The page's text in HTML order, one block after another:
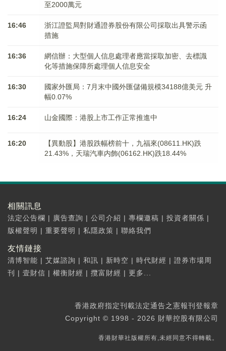
至2000萬元
16:46
浙江證監局對財通證券股份有限公司採取出具警示函
措施
16:36
網信辦：大型個人信息處理者應當採取加密、去標識
化等措施保障所處理個人信息安全
16:30
國家外匯局：7月末中國外匯儲備規模34188億美元 升
幅0.07%
16:24 山金國際：港股上市工作正常推進中
16:20
【異動股】港股跌幅榜前十，九福來(08611.HK)跌
21.43%，天瑞汽車内飾(06162.HK)跌18.44%
相關訊息
法定公告欄 | 廣告查詢 | 公司介紹 | 專欄邀稿 | 投資者關係 |
版權聲明 | 重要聲明 | 私隱政策 | 聯絡我們
友情鏈接
清博智能 | 艾媒諮詢 | 和訊 | 新時空 | 時代財經 | 證券市場周
刊
| 壹財信 | 權衡財經 | 攬富財經 | 更多...
香港政府指定刊載法定通告之憲報刊登報章
Copyright © 1998 - 2026 財華控股有限公司
香港財華社版權所有,未經同意不得轉載。